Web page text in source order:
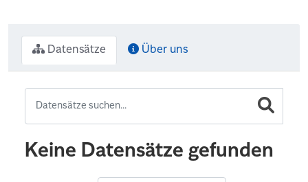
Datensätze Über uns
Keine Datensätze gefunden